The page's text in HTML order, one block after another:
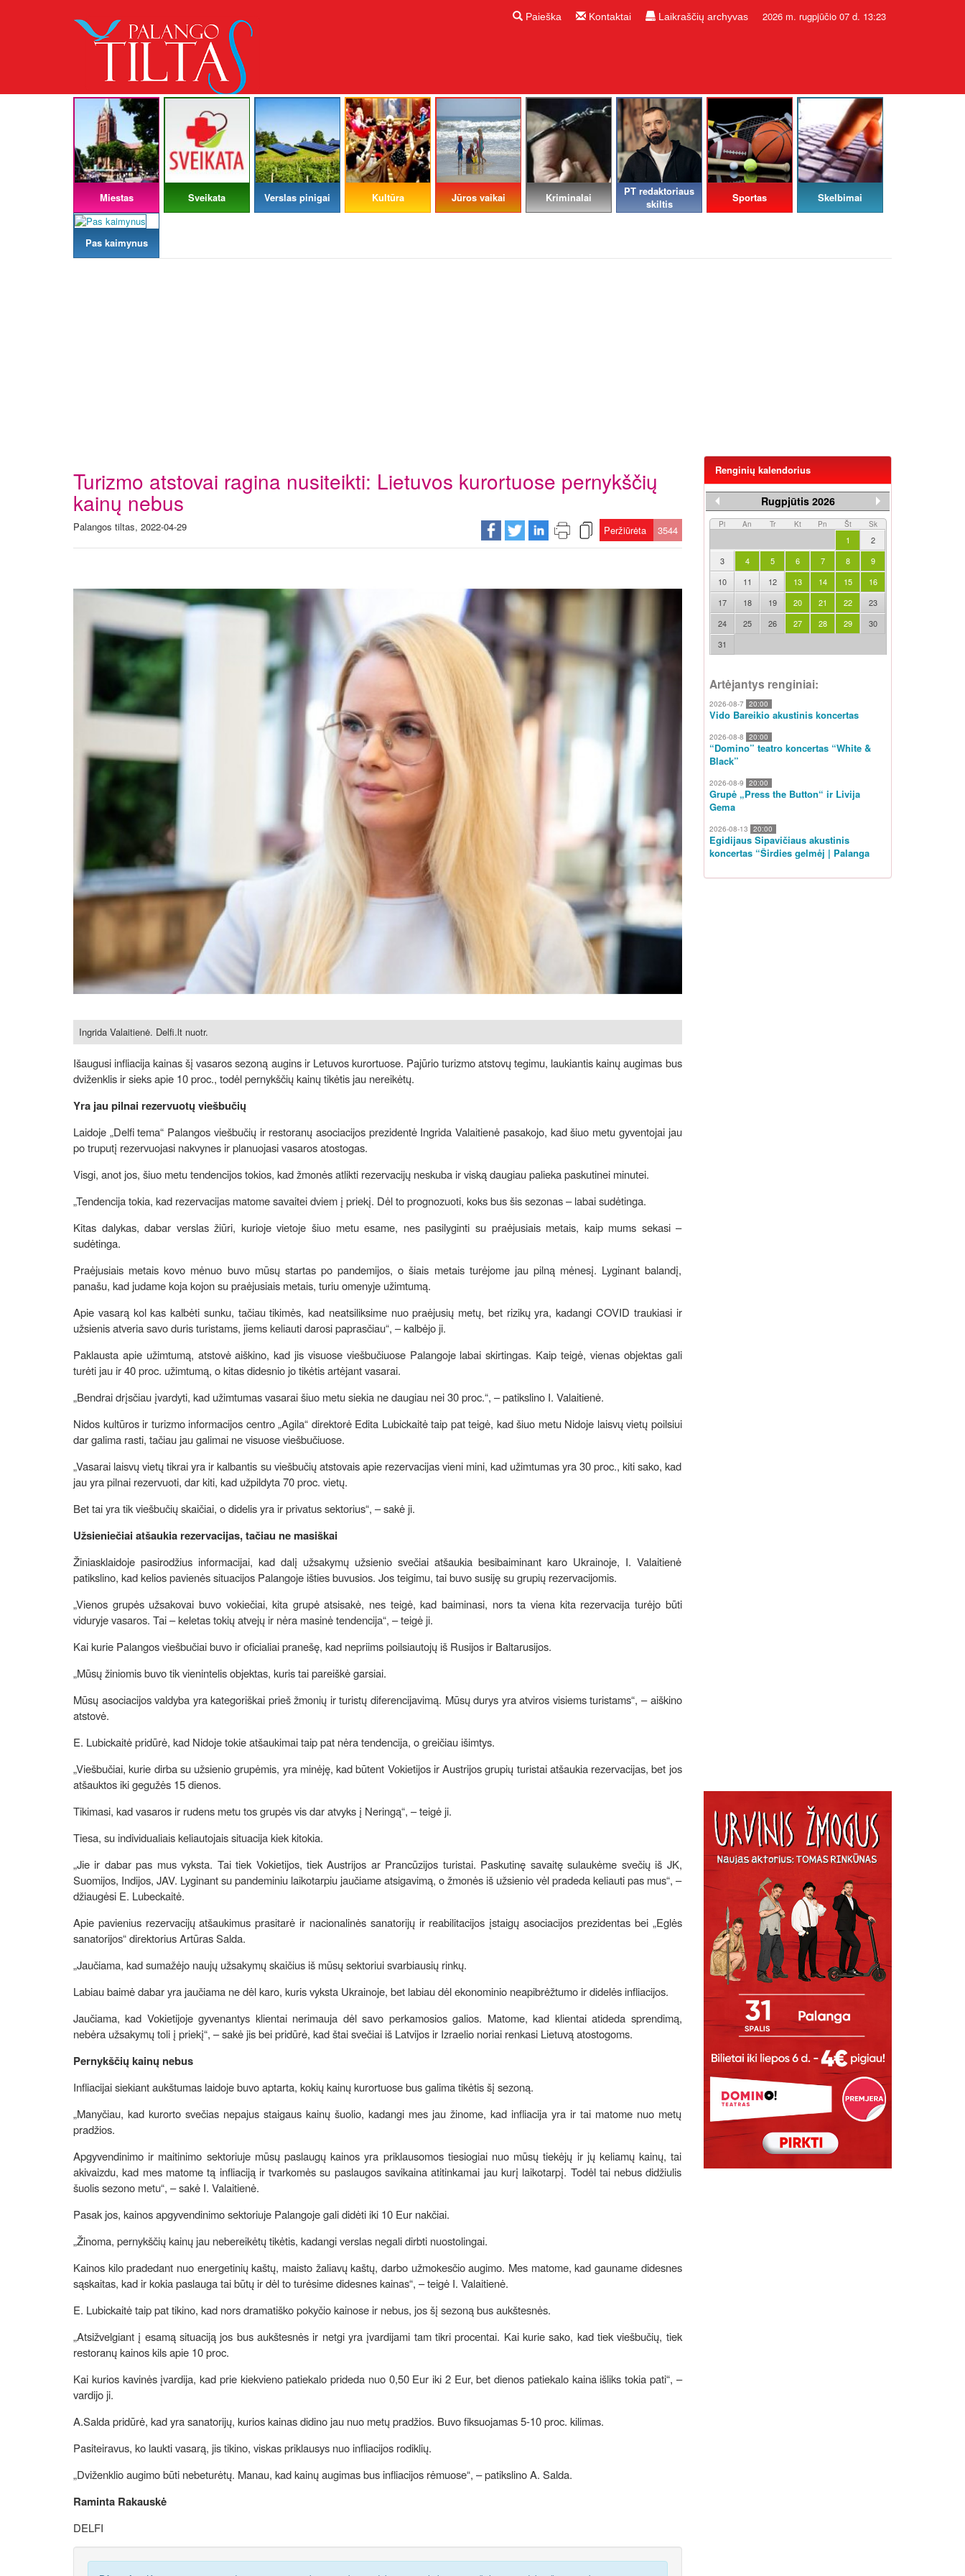
Paieška Kontaktai Laikraščių archyvas 2026 m. rugpjūčio 07 d. 13:23
Miestas Sveikata Verslas pinigai Kultūra Jūros vaikai Kriminalai
PT redaktoriaus
skiltis
Sportas Skelbimai
Pas kaimynus
Turizmo atstovai ragina nusiteikti: Lietuvos kurortuose pernykščių
kainų nebus
Palangos tiltas, 2022-04-29 Peržiūrėta 3544
Ingrida Valaitienė. Delfi.lt nuotr.
Išaugusi infliacija kainas šį vasaros sezoną augins ir Letuvos kurortuose. Pajūrio turizmo atstovų tegimu, laukiantis kainų augimas bus
dviženklis ir sieks apie 10 proc., todėl pernykščių kainų tikėtis jau nereikėtų.
Yra jau pilnai rezervuotų viešbučių
Laidoje „Delfi tema“ Palangos viešbučių ir restoranų asociacijos prezidentė Ingrida Valaitienė pasakojo, kad šiuo metu gyventojai jau
po truputį rezervuojasi nakvynes ir planuojasi vasaros atostogas.
Visgi, anot jos, šiuo metu tendencijos tokios, kad žmonės atlikti rezervacijų neskuba ir viską daugiau palieka paskutinei minutei.
„Tendencija tokia, kad rezervacijas matome savaitei dviem į priekį. Dėl to prognozuoti, koks bus šis sezonas – labai sudėtinga.
Kitas dalykas, dabar verslas žiūri, kurioje vietoje šiuo metu esame, nes pasilyginti su praėjusiais metais, kaip mums sekasi –
sudėtinga.
Praėjusiais metais kovo mėnuo buvo mūsų startas po pandemijos, o šiais metais turėjome jau pilną mėnesį. Lyginant balandį,
panašu, kad judame koja kojon su praėjusiais metais, turiu omenyje užimtumą.
Apie vasarą kol kas kalbėti sunku, tačiau tikimės, kad neatsiliksime nuo praėjusių metų, bet rizikų yra, kadangi COVID traukiasi ir
užsienis atveria savo duris turistams, jiems keliauti darosi paprasčiau“, – kalbėjo ji.
Paklausta apie užimtumą, atstovė aiškino, kad jis visuose viešbučiuose Palangoje labai skirtingas. Kaip teigė, vienas objektas gali
turėti jau ir 40 proc. užimtumą, o kitas didesnio jo tikėtis artėjant vasarai.
„Bendrai drįsčiau įvardyti, kad užimtumas vasarai šiuo metu siekia ne daugiau nei 30 proc.“, – patikslino I. Valaitienė.
Nidos kultūros ir turizmo informacijos centro „Agila“ direktorė Edita Lubickaitė taip pat teigė, kad šiuo metu Nidoje laisvų vietų poilsiui
dar galima rasti, tačiau jau galimai ne visuose viešbučiuose.
„Vasarai laisvų vietų tikrai yra ir kalbantis su viešbučių atstovais apie rezervacijas vieni mini, kad užimtumas yra 30 proc., kiti sako, kad
jau yra pilnai rezervuoti, dar kiti, kad užpildyta 70 proc. vietų.
Bet tai yra tik viešbučių skaičiai, o didelis yra ir privatus sektorius“, – sakė ji.
Užsieniečiai atšaukia rezervacijas, tačiau ne masiškai
Žiniasklaidoje pasirodžius informacijai, kad dalį užsakymų užsienio svečiai atšaukia besibaiminant karo Ukrainoje, I. Valaitienė
patikslino, kad kelios pavienės situacijos Palangoje išties buvusios. Jos teigimu, tai buvo susiję su grupių rezervacijomis.
„Vienos grupės užsakovai buvo vokiečiai, kita grupė atsisakė, nes teigė, kad baiminasi, nors ta viena kita rezervacija turėjo būti
viduryje vasaros. Tai – keletas tokių atvejų ir nėra masinė tendencija“, – teigė ji.
Kai kurie Palangos viešbučiai buvo ir oficialiai pranešę, kad nepriims poilsiautojų iš Rusijos ir Baltarusijos.
„Mūsų žiniomis buvo tik vienintelis objektas, kuris tai pareiškė garsiai.
Mūsų asociacijos valdyba yra kategoriškai prieš žmonių ir turistų diferencijavimą. Mūsų durys yra atviros visiems turistams“, – aiškino
atstovė.
E. Lubickaitė pridūrė, kad Nidoje tokie atšaukimai taip pat nėra tendencija, o greičiau išimtys.
„Viešbučiai, kurie dirba su užsienio grupėmis, yra minėję, kad būtent Vokietijos ir Austrijos grupių turistai atšaukia rezervacijas, bet jos
atšauktos iki gegužės 15 dienos.
Tikimasi, kad vasaros ir rudens metu tos grupės vis dar atvyks į Neringą“, – teigė ji.
Tiesa, su individualiais keliautojais situacija kiek kitokia.
„Jie ir dabar pas mus vyksta. Tai tiek Vokietijos, tiek Austrijos ar Prancūzijos turistai. Paskutinę savaitę sulaukėme svečių iš JK,
Suomijos, Indijos, JAV. Lyginant su pandeminiu laikotarpiu jaučiame atsigavimą, o žmonės iš užsienio vėl pradeda keliauti pas mus“, –
džiaugėsi E. Lubeckaitė.
Apie pavienius rezervacijų atšaukimus prasitarė ir nacionalinės sanatorijų ir reabilitacijos įstaigų asociacijos prezidentas bei „Eglės
sanatorijos“ direktorius Artūras Salda.
„Jaučiama, kad sumažėjo naujų užsakymų skaičius iš mūsų sektoriui svarbiausių rinkų.
Labiau baimė dabar yra jaučiama ne dėl karo, kuris vyksta Ukrainoje, bet labiau dėl ekonominio neapibrėžtumo ir didelės infliacijos.
Jaučiama, kad Vokietijoje gyvenantys klientai nerimauja dėl savo perkamosios galios. Matome, kad klientai atideda sprendimą,
nebėra užsakymų toli į priekį“, – sakė jis bei pridūrė, kad štai svečiai iš Latvijos ir Izraelio noriai renkasi Lietuvą atostogoms.
Pernykščių kainų nebus
Infliacijai siekiant aukštumas laidoje buvo aptarta, kokių kainų kurortuose bus galima tikėtis šį sezoną.
„Manyčiau, kad kurorto svečias nepajus staigaus kainų šuolio, kadangi mes jau žinome, kad infliacija yra ir tai matome nuo metų
pradžios.
Apgyvendinimo ir maitinimo sektoriuje mūsų paslaugų kainos yra priklausomos tiesiogiai nuo mūsų tiekėjų ir jų keliamų kainų, tai
akivaizdu, kad mes matome tą infliaciją ir tvarkomės su paslaugos savikaina atitinkamai jau kurį laikotarpį. Todėl tai nebus didžiulis
šuolis sezono metu“, – sakė I. Valaitienė.
Pasak jos, kainos apgyvendinimo sektoriuje Palangoje gali didėti iki 10 Eur nakčiai.
„Žinoma, pernykščių kainų jau nebereikėtų tikėtis, kadangi verslas negali dirbti nuostolingai.
Kainos kilo pradedant nuo energetinių kaštų, maisto žaliavų kaštų, darbo užmokesčio augimo. Mes matome, kad gauname didesnes
sąskaitas, kad ir kokia paslauga tai būtų ir dėl to turėsime didesnes kainas“, – teigė I. Valaitienė.
E. Lubickaitė taip pat tikino, kad nors dramatiško pokyčio kainose ir nebus, jos šį sezoną bus aukštesnės.
„Atsižvelgiant į esamą situaciją jos bus aukštesnės ir netgi yra įvardijami tam tikri procentai. Kai kurie sako, kad tiek viešbučių, tiek
restoranų kainos kils apie 10 proc.
Kai kurios kavinės įvardija, kad prie kiekvieno patiekalo prideda nuo 0,50 Eur iki 2 Eur, bet dienos patiekalo kaina išliks tokia pati“, –
vardijo ji.
A.Salda pridūrė, kad yra sanatorijų, kurios kainas didino jau nuo metų pradžios. Buvo fiksuojamas 5-10 proc. kilimas.
Pasiteiravus, ko laukti vasarą, jis tikino, viskas priklausys nuo infliacijos rodiklių.
„Dviženklio augimo būti nebeturėtų. Manau, kad kainų augimas bus infliacijos rėmuose“, – patikslino A. Salda.
Raminta Rakauskė
DELFI
Renginių kalendorius
Rugpjūtis 2026
Pi An Tr Kt Pn Št Sk
1
2
3
4 5 6 7 8
9
10
11 12 13 14 15
16
17
18 19 20 21 22
23
24
25 26 27 28 29
30
31
Artėjantys renginiai:
2026-08-7 20:00
Vido Bareikio akustinis koncertas
2026-08-8 20:00
“Domino” teatro koncertas “White &
Black”
2026-08-9 20:00
Grupė „Press the Button“ ir Livija
Gema
2026-08-13 20:00
Egidijaus Sipavičiaus akustinis
koncertas “Širdies gelmėj | Palanga